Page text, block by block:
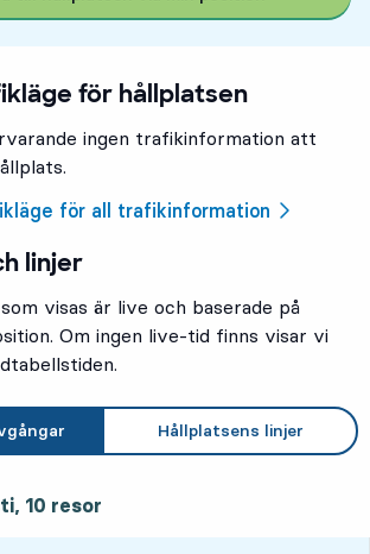
för hållplatsen
ingen trafikinformation att
för all trafikinformation
linjer
visas är live och baserade på
Om ingen live-tid finns visar vi
Hållplatsens linjer
10 resor